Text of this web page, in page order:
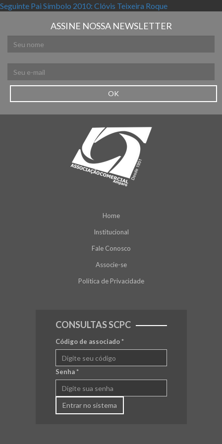
Seguinte Próximo post:
Pai Símbolo 2010: Clóvis Teixeira Roque
ASSINE NOSSA NEWSLETTER
OK
Home
Institucional
Fale Conosco
Associe-se
Política de Privacidade
CONSULTAS SCPC
Código de associado*
Senha*
Entrar no sistema